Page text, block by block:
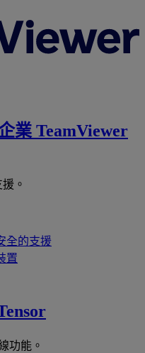
業 TeamViewer
。
全的支援
置
功能。